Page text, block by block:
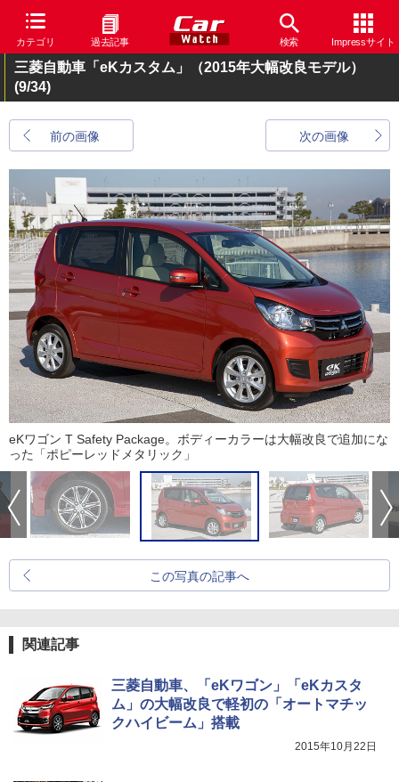
カテゴリ 過去記事 検索 Impressサイト
三菱自動車「eKカスタム」（2015年大幅改良モデル）
(9/34)
前の画像 次の画像
eKワゴン T Safety Package。ボディーカラーは大幅改良で追加にな
った「ポピーレッドメタリック」
この写真の記事へ
関連記事
三菱自動車、「eKワゴン」「eKカスタ
ム」の大幅改良で軽初の「オートマチッ
クハイビーム」搭載
2015年10月22日